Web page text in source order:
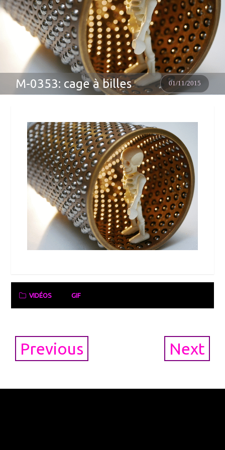
M-0353: cage à billes 01/11/2015
VIDÉOS GIF
Post
navigation
Previous Next